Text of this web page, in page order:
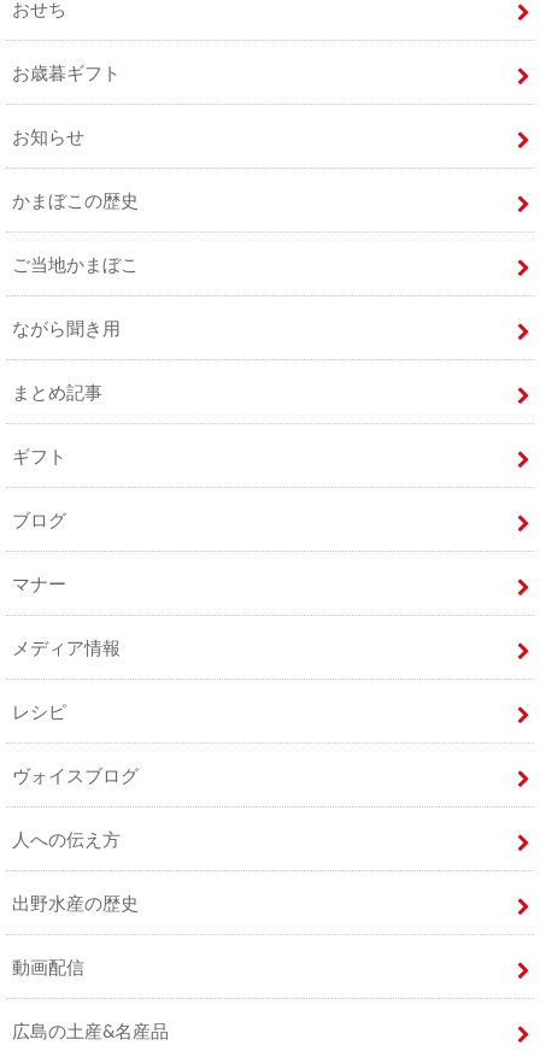
おせち
お歳暮ギフト
お知らせ
かまぼこの歴史
ご当地かまぼこ
ながら聞き用
まとめ記事
ギフト
ブログ
マナー
メディア情報
レシピ
ヴォイスブログ
人への伝え方
出野水産の歴史
動画配信
広島の土産&名産品